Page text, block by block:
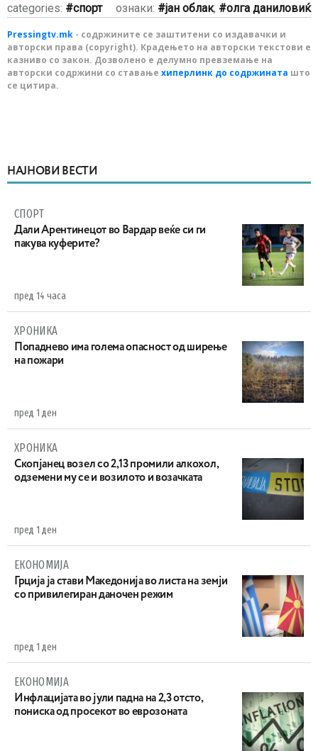
categories: спорт ознаки: јан облак, олга даниловиќ
Pressingtv.mk - содржините се заштитени со издавачки и
авторски права (copyright). Крадењето на авторски текстови е
казниво со закон. Дозволено е делумно превземање на
авторски содржини со ставање хиперлинк до содржината што
се цитира.
НАЈНОВИ ВЕСТИ
СПОРТ
Дали Арентинецот во Вардар веќе си ги
пакува куферите?
пред 14 часа
ХРОНИКА
Попаднево има голема опасност од ширење
на пожари
пред 1 ден
ХРОНИКА
Скопјанец возел со 2,13 промили алкохол,
одземени му се и возилото и возачката
пред 1 ден
ЕКОНОМИЈА
Грција ја стави Македонија во листа на земји
со привилегиран даночен режим
пред 1 ден
ЕКОНОМИЈА
Инфлацијата во јули падна на 2,3 отсто,
пониска од просекот во еврозоната